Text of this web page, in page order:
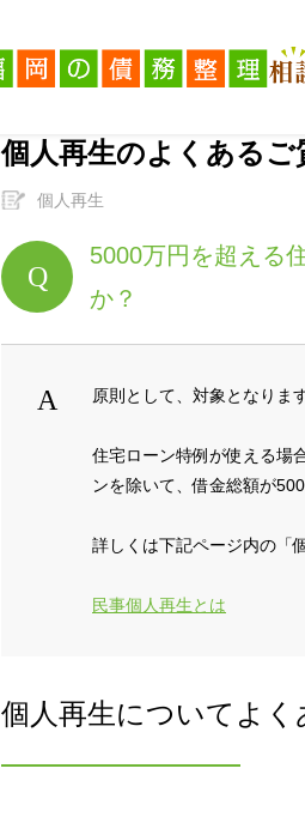
個人再生のよくあるご
個人再生
5000万円を超える
か？
原則として、対象となりま
住宅ローン特例が使える場
ンを除いて、借金総額が
詳しくは下記ページ内の「
民事個人再生とは
個人再生についてよく